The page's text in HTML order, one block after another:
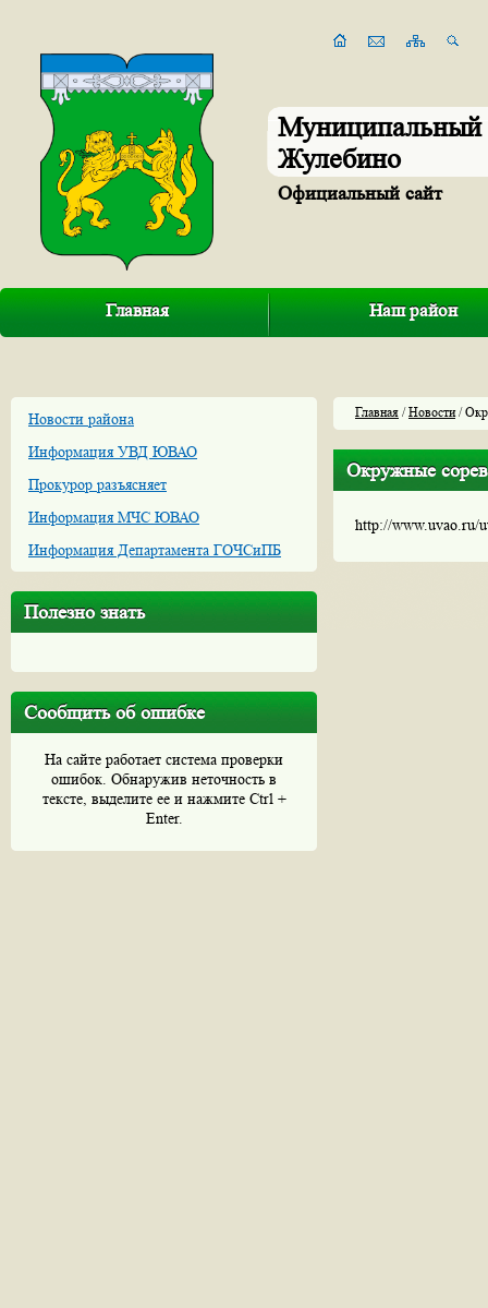
Муниципальный
Жулебино
Официальный сайт
Главная Наш район
Новости района
Информация УВД ЮВАО
Прокурор разъясняет
Информация МЧС ЮВАО
Информация Департамента ГОЧСиПБ
Полезно знать
Сообщить об ошибке
На сайте работает система проверки
ошибок. Обнаружив неточность в
тексте, выделите ее и нажмите Ctrl +
Enter.
Главная /Новости/
Окружные
http://www.uvao.ru/